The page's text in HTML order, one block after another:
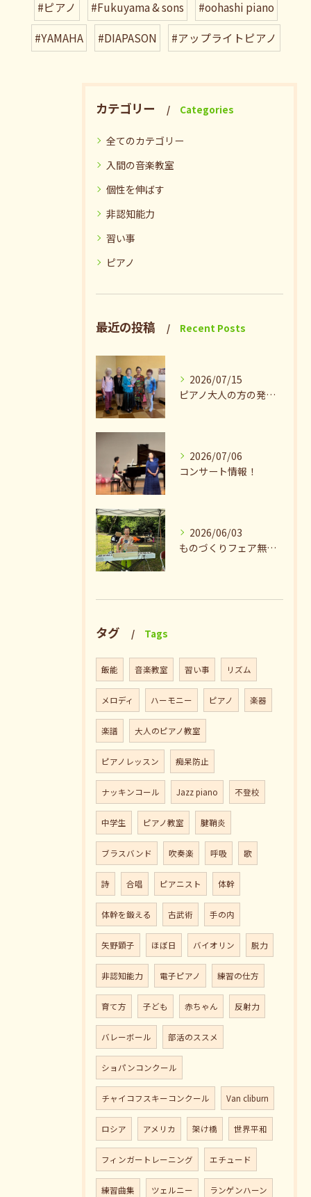
#ピアノ #Fukuyama & sons
#oohashi piano
#YAMAHA
#DIAPASON #アップライトピアノ
カテゴリー Categories
全てのカテゴリー
入間の音楽教室
個性を伸ばす
非認知能力
習い事
ピアノ
最近の投稿 Recent Posts
2026/07/15
ピアノ大人の方の発表会兼ねたお茶会🎵
2026/07/06
コンサート情報！
2026/06/03
ものづくりフェア無事終了♪ありがとうございました。
タグ Tags
飯能 音楽教室 習い事 リズム
メロディ ハーモニー ピアノ 楽器
楽譜 大人のピアノ教室
ピアノレッスン 痴呆防止
ナッキンコール Jazz piano 不登校
中学生 ピアノ教室 腱鞘炎
ブラスバンド 吹奏楽 呼吸 歌
詩 合唱 ピアニスト 体幹
体幹を鍛える 古武術 手の内
矢野顕子 ほぼ日 バイオリン 脱力
非認知能力 電子ピアノ 練習の仕方
育て方 子ども 赤ちゃん 反射力
バレーボール 部活のススメ
ショパンコンクール
チャイコフスキーコンクール Van cliburn
ロシア アメリカ 架け橋 世界平和
フィンガートレーニング エチュード
練習曲集 ツェルニー ランゲンハーン